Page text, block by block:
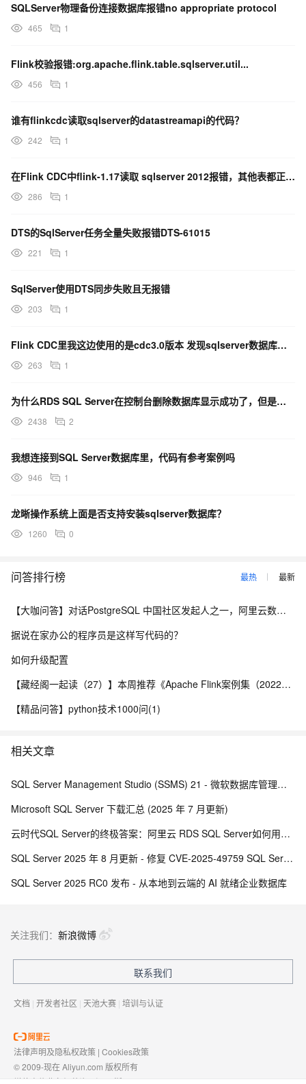
SQLServer物理备份连接数据库报错no appropriate protocol
465 1
Flink校验报错:org.apache.flink.table.sqlserver.util...
456 1
谁有flinkcdc读取sqlserver的datastreamapi的代码？
242 1
在Flink CDC中flink-1.17读取 sqlserver 2012报错，其他表都正常?
286 1
DTS的SqlServer任务全量失败报错DTS-61015
221 1
SqlServer使用DTS同步失败且无报错
203 1
Flink CDC里我这边使用的是cdc3.0版本 发现sqlserver数据库新增字段后作业报错？
263 1
为什么RDS SQL Server在控制台删除数据库显示成功了，但是数据库还在？
2438 2
我想连接到SQL Server数据库里，代码有参考案例吗
946 1
龙晰操作系统上面是否支持安装sqlserver数据库？
1260 0
问答排行榜 最热 最新
【大咖问答】对话PostgreSQL 中国社区发起人之一，阿里云数据库高级专家 德哥
据说在家办公的程序员是这样写代码的？
如何升级配置
【藏经阁一起读（27）】本周推荐《Apache Flink案例集（2022版）》，你有哪些心得？
【精品问答】python技术1000问(1)
相关文章
SQL Server Management Studio (SSMS) 21 - 微软数据库管理工具
Microsoft SQL Server 下载汇总 (2025 年 7 月更新)
云时代SQL Server的终极答案：阿里云 RDS SQL Server如何用异地容灾重构系统可靠性
SQL Server 2025 年 8 月更新 - 修复 CVE-2025-49759 SQL Server 特权提升漏洞
SQL Server 2025 RC0 发布 - 从本地到云端的 AI 就绪企业数据库
关注我们： 新浪微博
联系我们
文档 | 开发者社区 | 天池大赛 | 培训与认证
法律声明及隐私权政策 | Cookies政策
© 2009-现在 Aliyun.com 版权所有
增值电信业务经营许可证： 浙B2-20080101